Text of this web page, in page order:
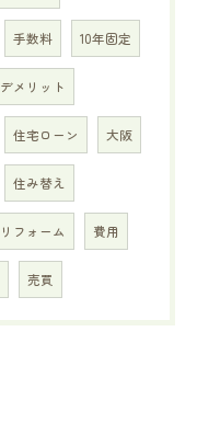
手数料 10年固定
デメリット
住宅ローン 大阪
住み替え
リフォーム 費用
売買